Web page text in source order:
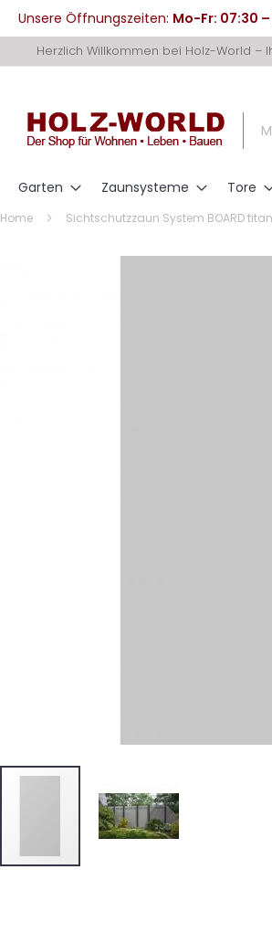
Unsere Öffnungszeiten: Mo-Fr: 07:30 –
zum
Herzlich Willkommen bei Holz-World
Garten Zaunsysteme Tore
Home Sichtschutzzaun System BOARD